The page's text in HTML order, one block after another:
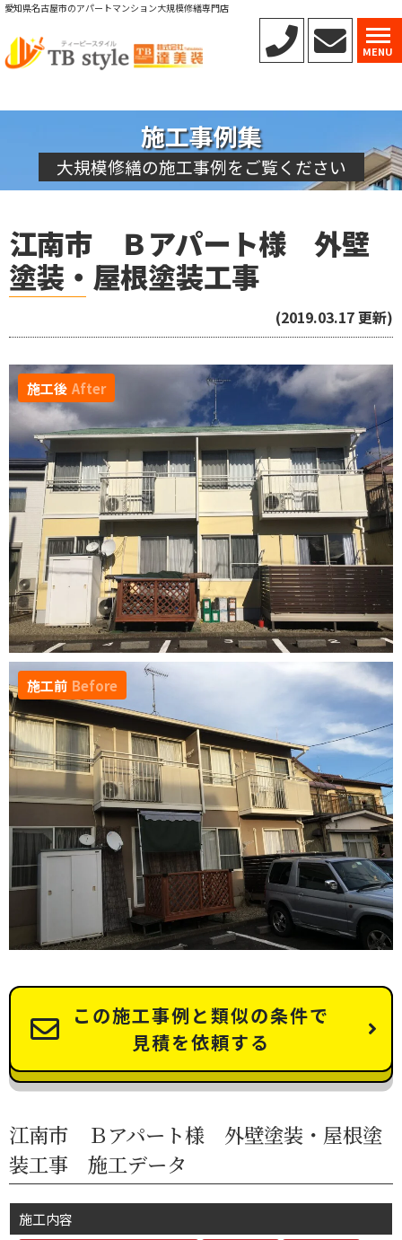
MENU
愛知県名古屋市のアパートマンション大規模修繕専門店
施工事例集
大規模修繕の施工事例をご覧ください
江南市 Ｂアパート様 外壁
塗装・屋根塗装工事
(2019.03.17 更新)
施工後 After
施工前 Before
この施工事例と類似の条件で
見積を依頼する
江南市 Ｂアパート様 外壁塗装・屋根塗
装工事 施工データ
施工内容